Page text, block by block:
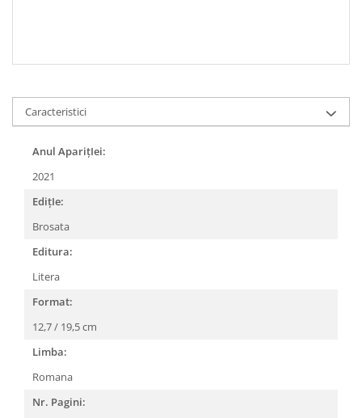
Caracteristici
Anul AparițIei:
2021
EdițIe:
Brosata
Editura:
Litera
Format:
12,7 / 19,5 cm
Limba:
Romana
Nr. Pagini: